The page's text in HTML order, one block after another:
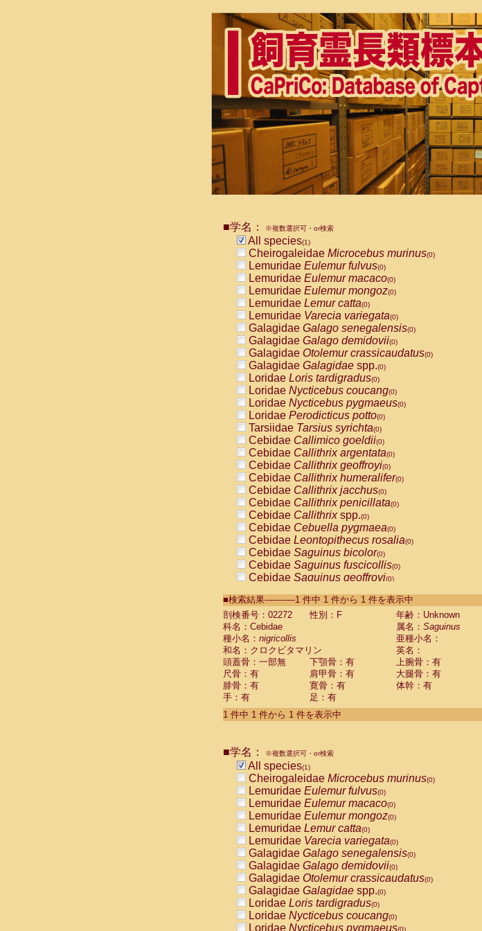
■学名： ※複数選択可・or検索
All species(1)
Cheirogaleidae Microcebus murinus(0)
Lemuridae Eulemur fulvus(0)
Lemuridae Eulemur macaco(0)
Lemuridae Eulemur mongoz(0)
Lemuridae Lemur catta(0)
Lemuridae Varecia variegata(0)
Galagidae Galago senegalensis(0)
Galagidae Galago demidovii(0)
Galagidae Otolemur crassicaudatus(0)
Galagidae Galagidae spp.(0)
Loridae Loris tardigradus(0)
Loridae Nycticebus coucang(0)
Loridae Nycticebus pygmaeus(0)
Loridae Perodicticus potto(0)
Tarsiidae Tarsius syrichta(0)
Cebidae Callimico goeldii(0)
Cebidae Callithrix argentata(0)
Cebidae Callithrix geoffroyi(0)
Cebidae Callithrix humeralifer(0)
Cebidae Callithrix jacchus(0)
Cebidae Callithrix penicillata(0)
Cebidae Callithrixspp.(0)
Cebidae Cebuella pygmaea(0)
Cebidae Leontopithecus rosalia(0)
Cebidae Saguinus bicolor(0)
Cebidae Saguinus fuscicollis(0)
Cebidae Saguinus geoffroyi(0)
CebidaeSaguinus labiatus(0)
Cebidae Saguinus leucopus (0)
Cebidae
CebidaeSaguinus mystax
CebidaeSaguinus nigricollis (1)
Cebidae Saguinus oedipus
Cebidae Saguinus weddelli
Cebidae Saguinusspp.
Cebidae Aotus trivirgatus
Cebidae Cebus albifrons
CebidaeCebus nigrivittatus
CebidaeCebus
CebidaeSaimiri boliviensis(0)
CebidaeSaimiri sciureus(0)
AtelidaeAlouatta caraya(0)
AtelidaeAlouatta fusca(0)
AtelidaeAlouatta seniculus
AtelidaeAlouattaspp.(0)
AtelidaeAteles belzebuth(0)
AtelidaeAteles geoffroyi(0)
AtelidaeAteles paniscus(0)
AtelidaeAtelesspp.(0)
Atelidae Lagothrix lagothricha
AtelidaeLagothrix lagothricha cana
PitheciidaeCacajao calvus rubicundus
■検索結果-----------1 件中 1 件から 1 件を表示中
剖検番号：02272
性別：F
年齢：Unknown
科名：Cebidae
属名： Saguinus
種小名： nigricollis
亜種小名：
和名：クロクビタマリン
英名：
頭蓋骨：一部無
下顎骨：有 上腕骨：有
尺骨：有
肩甲骨：有 大腿骨：有
腓骨：有
寛骨：有
体幹：有
手：有
足：有
1 件中 1 件から 1 件を表示中
■学名： ※複数選択可・or検索
All species(1)
Cheirogaleidae Microcebus murinus(0)
Lemuridae Eulemur fulvus(0)
Lemuridae Eulemur macaco(0)
Lemuridae Eulemur mongoz(0)
Lemuridae Lemur catta(0)
Lemuridae Varecia variegata(0)
Galagidae Galago senegalensis(0)
Galagidae Galago demidovii(0)
Galagidae Otolemur crassicaudatus(0)
Galagidae Galagidae spp.(0)
Loridae Loris tardigradus(0)
Loridae Nycticebus coucang(0)
Loridae Nycticebus pygmaeus(0)